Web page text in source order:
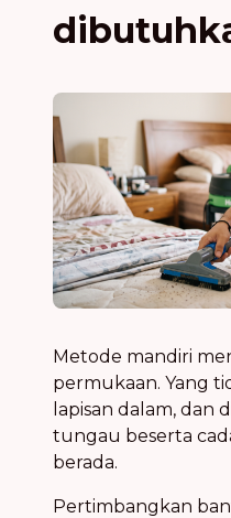
Metode mandiri
permukaan. Yang
lapisan dalam, dan
tungau beserta
berada.
Pertimbangkan